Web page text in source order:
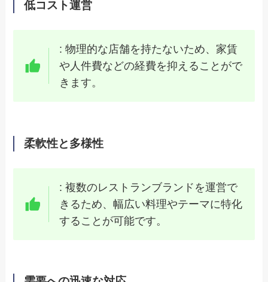
低コスト運営
: 物理的な店舗を持たないため、家賃
や人件費などの経費を抑えることがで
きます。
柔軟性と多様性
: 複数のレストランブランドを運営で
きるため、幅広い料理やテーマに特化
することが可能です。